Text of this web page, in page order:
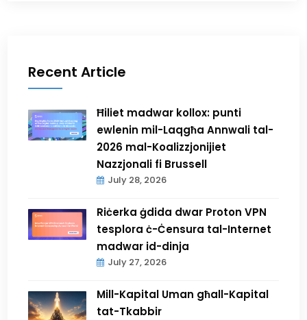
Recent Article
Ħiliet madwar kollox: punti
ewlenin mil-Laqgħa Annwali tal-
2026 mal-Koalizzjonijiet
Nazzjonali fi Brussell
July 28, 2026
Riċerka ġdida dwar Proton VPN
tesplora ċ-Ċensura tal-Internet
madwar id-dinja
July 27, 2026
Mill-Kapital Uman għall-Kapital
tat-Tkabbir